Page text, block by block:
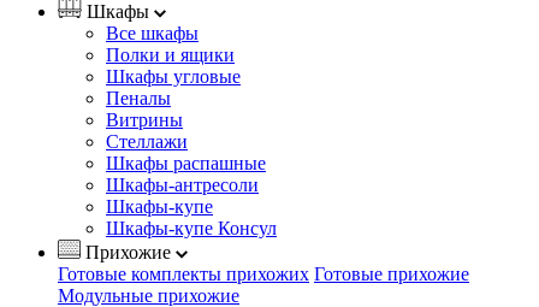
Шкафы
Все шкафы
Полки и ящики
Шкафы угловые
Пеналы
Витрины
Стеллажи
Шкафы распашные
Шкафы-антресоли
Шкафы-купе
Шкафы-купе Консул
Прихожие
Готовые комплекты прихожих Готовые прихожие
Модульные прихожие